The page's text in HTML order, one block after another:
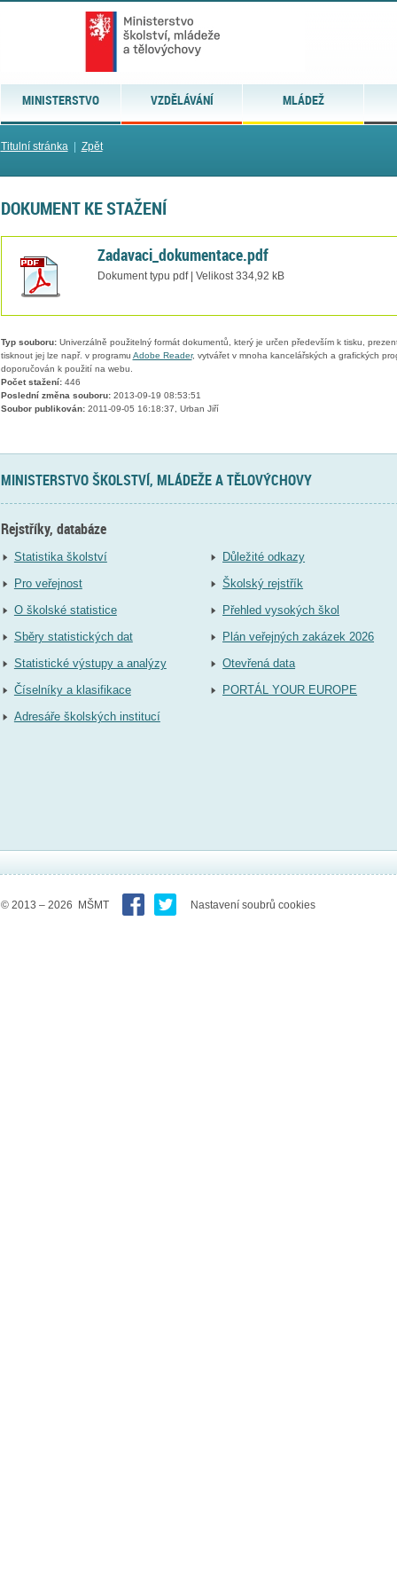
MINISTERSTVO VZDĚLÁVÁNÍ MLÁDEŽ
Titulní stránka| Zpět
DOKUMENT KE STAŽENÍ
Zadavaci_dokumentace.pdf
Dokument typu pdf | Velikost 334,92 kB
Typ souboru:Univerzálně použitelný formát dokumentů, který je určen především k tisku,
tisknout jej lze např. v programu Adobe Reader, vytvářet v mnoha kancelářských a grafických
doporučován k použití na webu.
Počet stažení:446
Poslední změna souboru:2013-09-19 08:53:51
Soubor publikován:2011-09-05 16:18:37, Urban Jiří
MINISTERSTVO ŠKOLSTVÍ, MLÁDEŽE A TĚLOVÝCHOVY
Rejstříky, databáze
Statistika školství
Pro veřejnost
O školské statistice
Sběry statistických dat
Statistické výstupy a analýzy
Číselníky a klasifikace
Adresáře školských institucí
Důležité odkazy
Školský rejstřík
Přehled vysokých škol
Plán veřejných zakázek 2026
Otevřená data
PORTÁL YOUR EUROPE
© 2013 – 2026 MŠMT Nastavení soubrů cookies